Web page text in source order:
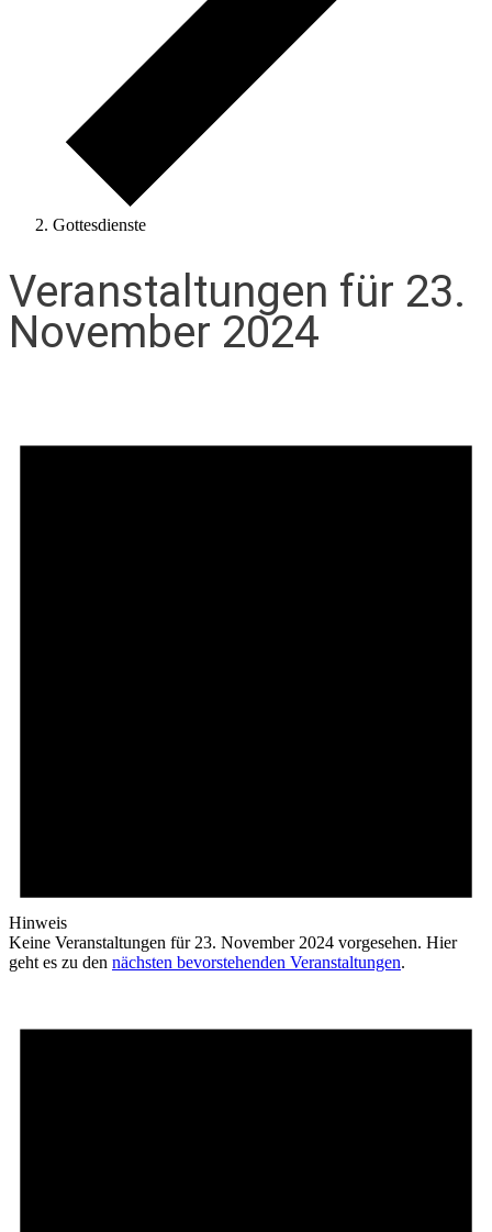
Gottesdienste
Veranstaltungen für 23.
November 2024
Hinweis
Keine Veranstaltungen für 23. November 2024 vorgesehen. Hier
geht es zu den nächsten bevorstehenden Veranstaltungen.